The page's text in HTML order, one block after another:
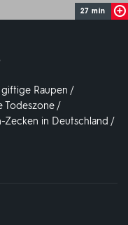
27 min
Raupen /
Todeszone /
Zecken in Deutschland /